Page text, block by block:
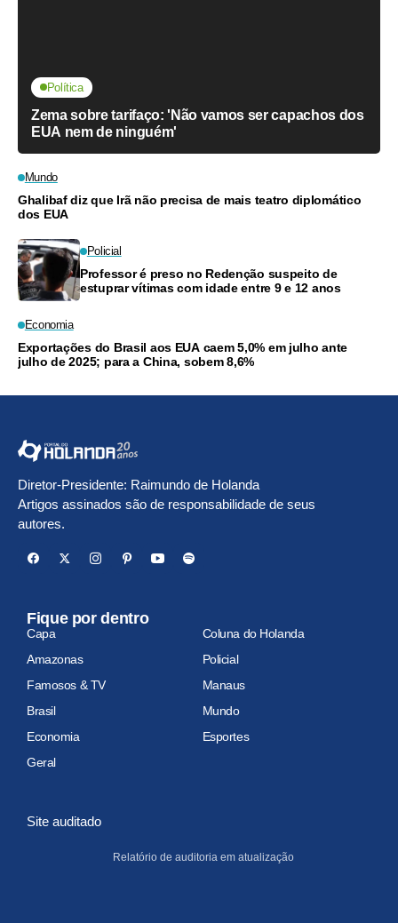
Política
Zema sobre tarifaço: 'Não vamos ser capachos dos
EUA nem de ninguém'
Mundo
Ghalibaf diz que Irã não precisa de mais teatro diplomático
dos EUA
Policial
Professor é preso no Redenção suspeito de
estuprar vítimas com idade entre 9 e 12 anos
Economia
Exportações do Brasil aos EUA caem 5,0% em julho ante
julho de 2025; para a China, sobem 8,6%
Diretor-Presidente: Raimundo de Holanda
Artigos assinados são de responsabilidade de seus
autores.
Fique por dentro
Capa
Coluna do Holanda
Amazonas
Policial
Famosos & TV
Manaus
Brasil
Mundo
Economia
Esportes
Geral
Site auditado
Relatório de auditoria em atualização